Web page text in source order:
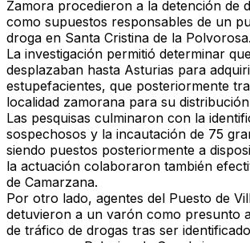
Zamora procedieron a la detención de
como supuestos responsables de un
droga en Santa Cristina de la Polvorosa.
La investigación permitió determinar
desplazaban hasta Asturias para
estupefacientes, que posteriormente
localidad zamorana para su
Las pesquisas culminaron con la
sospechosos y la incautación de 75
siendo puestos posteriormente a
la actuación colaboraron también
de Camarzana.
Por otro lado, agentes del Puesto de
detuvieron a un varón como presunto
de tráfico de drogas tras ser